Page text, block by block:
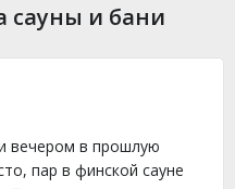
сауны и бани
вечером в прошлую
пар в финской сауне